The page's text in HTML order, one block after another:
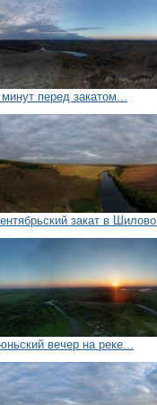
перед закатом...
закат в Шилово.
вечер на реке...